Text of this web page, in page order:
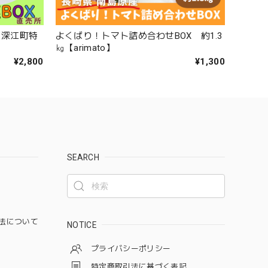
江町特
¥2,800
よくばり！トマト詰め合わせBOX 約1.3
㎏【arimato】
¥1,300
について
SEARCH
NOTICE
プライバシーポリシー